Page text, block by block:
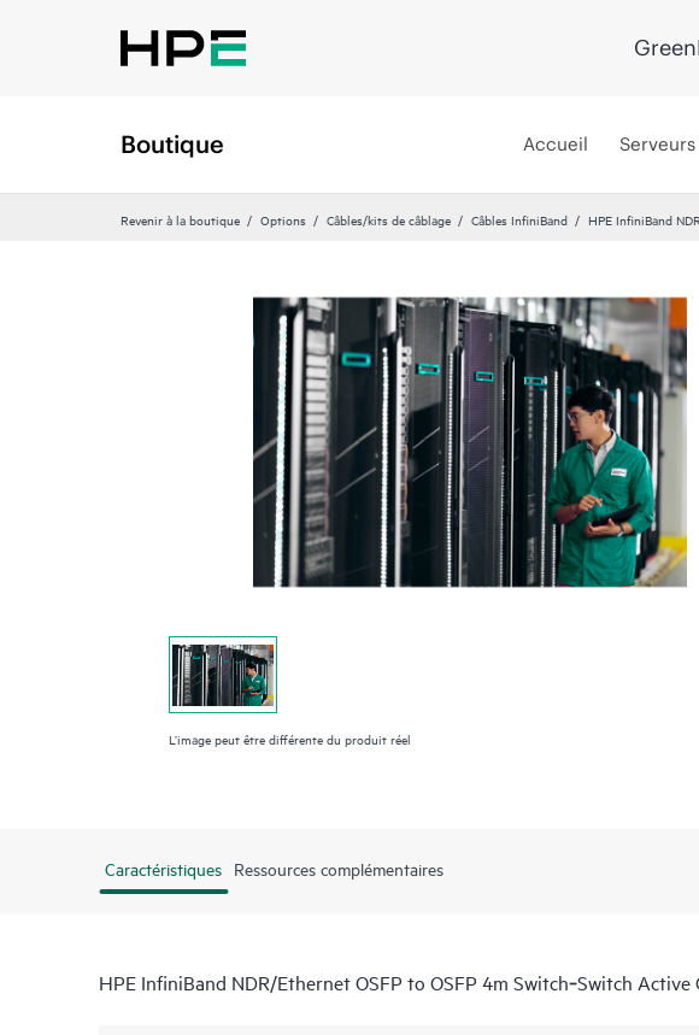
Boutique Accueil
Revenir à la boutique Options Câbles/kits de câblage Câbles InfiniBand HPE InfiniBand
L’image peut être différente du produit réel
Caractéristiques Ressources complémentaires
HPE InfiniBand NDR/Ethernet OSFP to OSFP 4m Switch‑Switch Active